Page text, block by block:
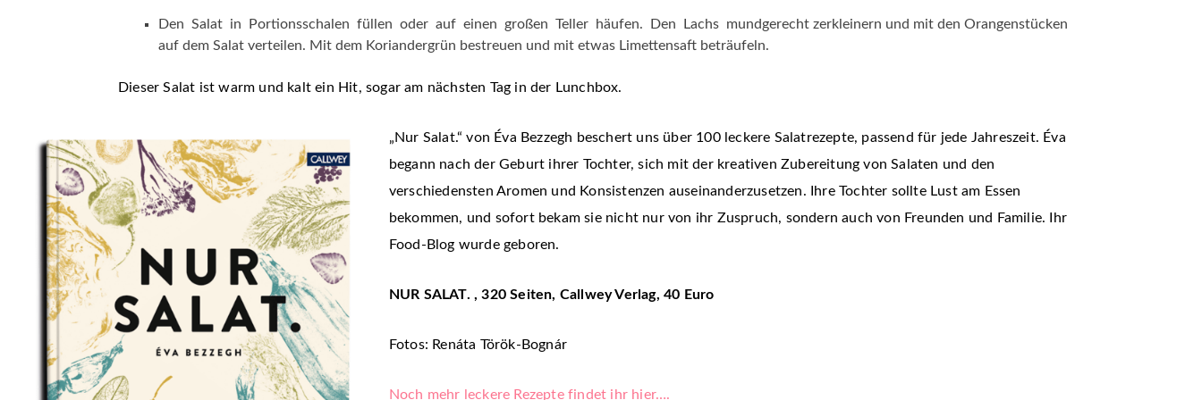
Den Salat in Portionsschalen füllen oder auf einen großen Teller häufen. Den Lachs mundgerecht zerkleinern und mit den Orangenstücken
auf dem Salat verteilen. Mit dem Koriandergrün bestreuen und mit etwas Limettensaft beträufeln.
Dieser Salat ist warm und kalt ein Hit, sogar am nächsten Tag in der Lunchbox.
„Nur Salat.“ von Éva Bezzegh beschert uns über 100 leckere Salatrezepte, passend für jede Jahreszeit. Éva
begann nach der Geburt ihrer Tochter, sich mit der kreativen Zubereitung von Salaten und den
verschiedensten Aromen und Konsistenzen auseinanderzusetzen. Ihre Tochter sollte Lust am Essen
bekommen, und sofort bekam sie nicht nur von ihr Zuspruch, sondern auch von Freunden und Familie. Ihr
Food-Blog wurde geboren.
NUR SALAT. , 320 Seiten, Callwey Verlag, 40 Euro
Fotos: Renáta Török-Bognár
Noch mehr leckere Rezepte findet ihr hier….